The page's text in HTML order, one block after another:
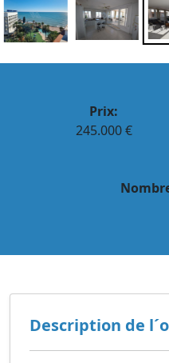
Prix:
245.000 €
Description de